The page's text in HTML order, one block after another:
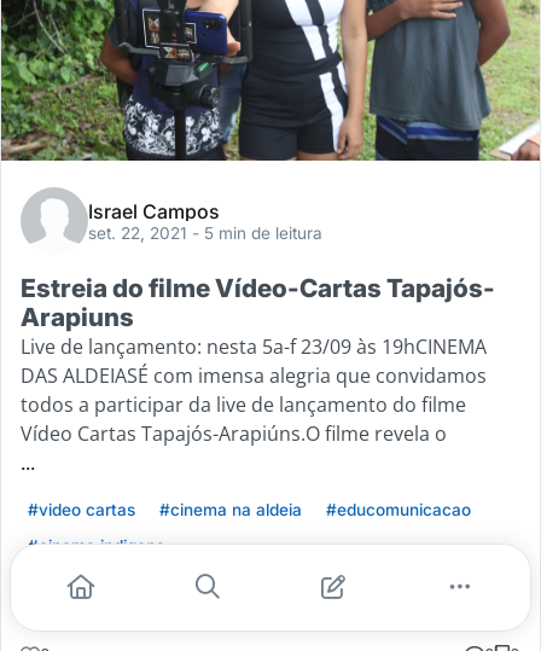
Israel Campos
set. 22, 2021 - 5 min de leitura
Estreia do filme Vídeo-Cartas Tapajós-
Arapiuns
Live de lançamento: nesta 5a-f 23/09 às 19hCINEMA
DAS ALDEIASÉ com imensa alegria que convidamos
todos a participar da live de lançamento do filme
Vídeo Cartas Tapajós-Arapiúns.O filme revela o
...
#video cartas #cinema na aldeia
#educomunicacao
#cinema indigena
Leia mais